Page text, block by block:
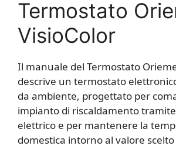
Termostato
VisioColor
Il manuale del Termostato
descrive un termostato
da ambiente, progettato per
impianto di riscaldamento
elettrico e per mantenere la
domestica intorno al valore scelto